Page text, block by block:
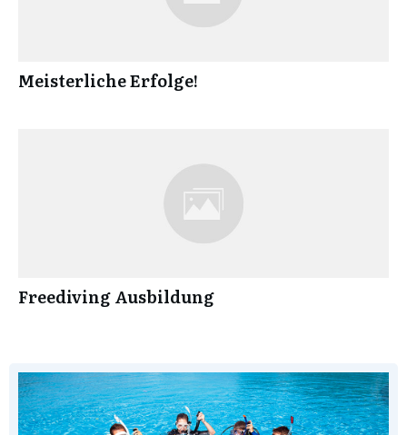
Meisterliche Erfolge!
Freediving Ausbildung